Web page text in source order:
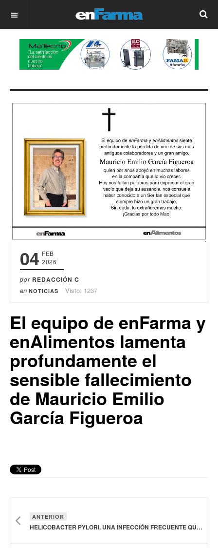
OFF CANVAS
04 FEB
2026
por REDACCIÓN C
en NOTICIAS Visto: 1237
El equipo de enFarma y
enAlimentos lamenta
profundamente el
sensible fallecimiento
de Mauricio Emilio
García Figueroa
ANTERIOR
HELICOBACTER PYLORI, UNA INFECCIÓN FRECUENTE QUE SUELE PASAR DESAPERCIBIDA